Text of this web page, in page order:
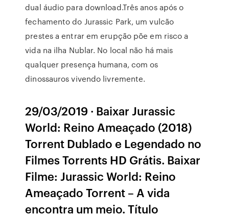
dual áudio para download.Três anos após o
fechamento do Jurassic Park, um vulcão
prestes a entrar em erupção põe em risco a
vida na ilha Nublar. No local não há mais
qualquer presença humana, com os
dinossauros vivendo livremente.
29/03/2019 · Baixar Jurassic
World: Reino Ameaçado (2018)
Torrent Dublado e Legendado no
Filmes Torrents HD Grátis. Baixar
Filme: Jurassic World: Reino
Ameaçado Torrent – A vida
encontra um meio. Título